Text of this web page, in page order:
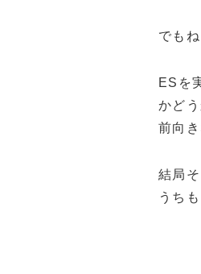
でもね
ESを
かど
前向
結局
うち